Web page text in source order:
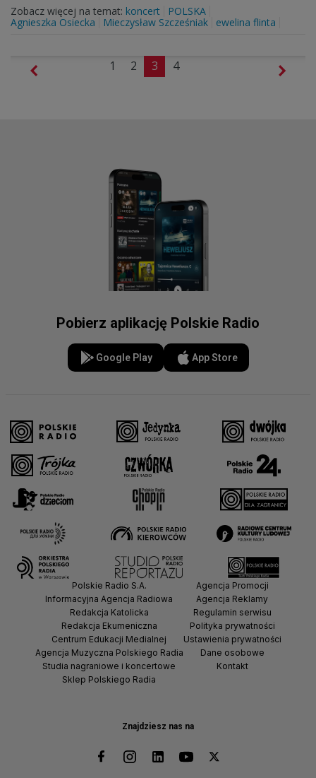
Zobacz więcej na temat: koncert
POLSKA
Agnieszka Osiecka
Mieczysław Szcześniak ewelina flinta
1 2 3 4
Pobierz aplikację Polskie Radio
Google Play App Store
Znajdziesz nas na
Polskie Radio S.A.
Informacyjna Agencja Radiowa
Redakcja Katolicka
Redakcja Ekumeniczna
Centrum Edukacji Medialnej
Agencja Muzyczna Polskiego Radia
Studia nagraniowe i koncertowe
Sklep Polskiego Radia
Agencja Promocji
Agencja Reklamy
Regulamin serwisu
Polityka prywatności
Ustawienia prywatności
Dane osobowe
Kontakt